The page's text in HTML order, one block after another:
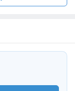
ก้าวออกจากคอน
สแควร์3. ห้าง
งพยาบาล
7. อรรถวิทย์พณิฃ